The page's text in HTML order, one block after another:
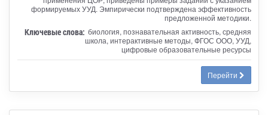
формируемых УУД. Эмпирически подтверждена эффективность
предложенной методики.
Ключевые слова: биология, познавательная активность, средняя
школа, интерактивные методы, ФГОС ООО, УУД,
цифровые образовательные ресурсы
Перейти